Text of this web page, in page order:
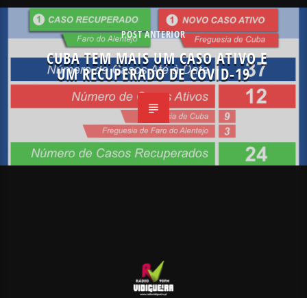
POST ANTERIOR
CUBA TEM MAIS UM CASO ATIVO E
UM RECUPERADO DE COVID-19